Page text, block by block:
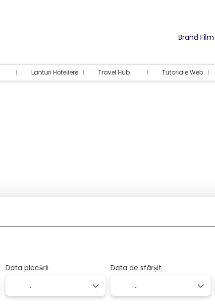
Brand Film
Lanturi Hoteliere Travel Hub Tutoriale Web
Data plecării Data de sfârșit